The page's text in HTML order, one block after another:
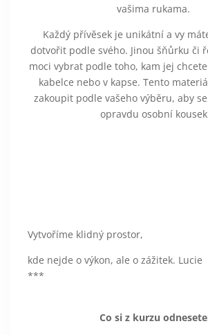
vašima rukama.
Každý přívěsek je unikátní a vy
dotvořit podle svého. Jinou šňůrku či
moci vybrat podle toho, kam jej
kabelce nebo v kapse. Tento
zakoupit podle vašeho výběru, aby
opravdu osobní
Vytvoříme klidný prostor,
kde nejde o výkon, ale o zážitek. Lucie
***
Co si z kurzu